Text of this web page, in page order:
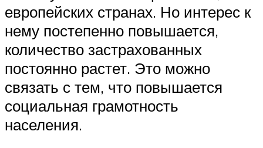
европейских странах. Но интерес к
нему постепенно повышается,
количество застрахованных
постоянно растет. Это можно
связать с тем, что повышается
социальная грамотность
населения.